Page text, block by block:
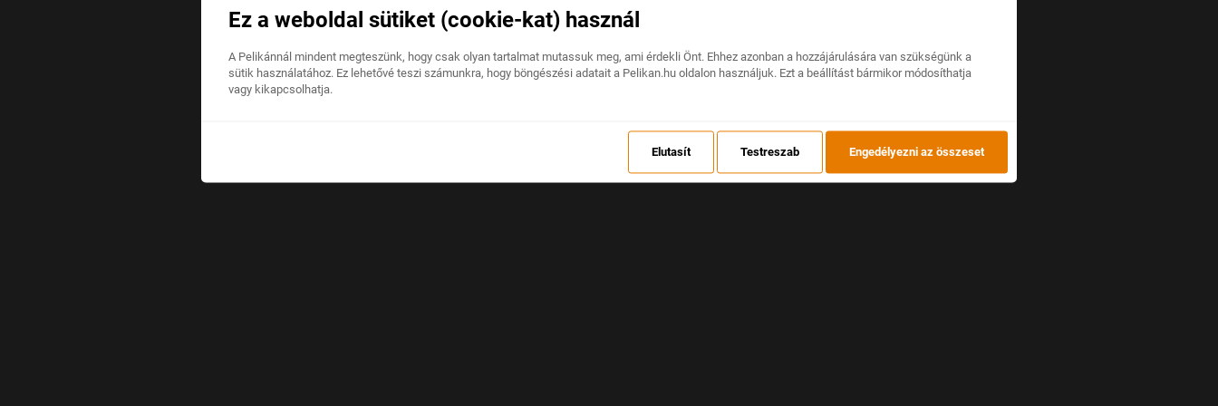
A weboldalon váratlan hiba történt.
Ez a weboldal sütiket (cookie-kat) használ
A Pelikánnál mindent megteszünk, hogy csak olyan tartalmat mutassuk meg, ami érdekli Önt. Ehhez azonban a hozzájárulására van szükségünk a
sütik használatához. Ez lehetővé teszi számunkra, hogy böngészési adatait a Pelikan.hu oldalon használjuk. Ezt a beállítást bármikor módosíthatja
vagy kikapcsolhatja.
Elutasít Testreszab Engedélyezni az összeset